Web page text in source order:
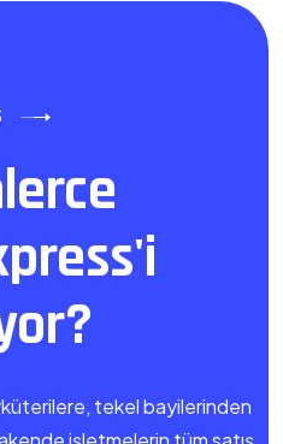
tekel bayilerinden